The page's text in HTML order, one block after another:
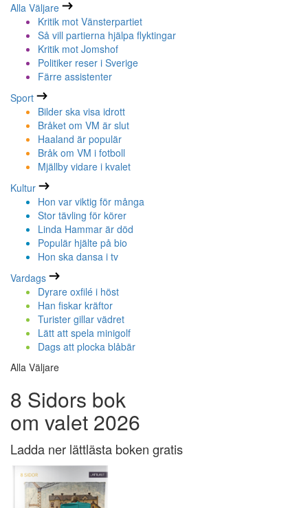
Alla Väljare
Kritik mot Vänsterpartiet
Så vill partierna hjälpa flyktingar
Kritik mot Jomshof
Politiker reser i Sverige
Färre assistenter
Sport
Bilder ska visa idrott
Bråket om VM är slut
Haaland är populär
Bråk om VM i fotboll
Mjällby vidare i kvalet
Kultur
Hon var viktig för många
Stor tävling för körer
Linda Hammar är död
Populär hjälte på bio
Hon ska dansa i tv
Vardags
Dyrare oxfilé i höst
Han fiskar kräftor
Turister gillar vädret
Lätt att spela minigolf
Dags att plocka blåbär
Alla Väljare
8 Sidors bok
om valet 2026
Ladda ner lättlästa boken gratis